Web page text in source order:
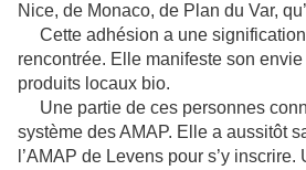
Nice, de Monaco, de Plan du Var,
Cette adhésion a une
rencontrée. Elle manifeste son
produits locaux bio.
Une partie de ces personnes
système des AMAP. Elle a aussitôt
l’AMAP de Levens pour s’y inscrire.